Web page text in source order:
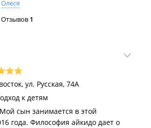
Олеся
Отзывов 1
ул. Русская, 74А
к детям
Мой сын занимается в этой
года. Философия айкидо дает о